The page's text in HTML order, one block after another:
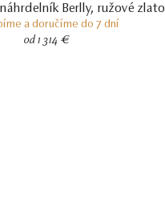
Berlly, ružové zlato
a doručíme do 7 dní
od 1 314 €